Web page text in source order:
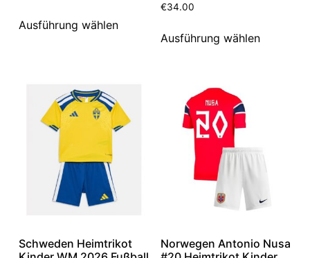
Ausführung wählen
€34.00
Ausführung wählen
Schweden Heimtrikot
Norwegen Antonio Nusa